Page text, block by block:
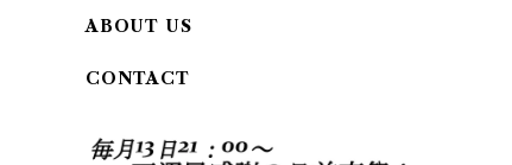
ABOUT US
CONTACT